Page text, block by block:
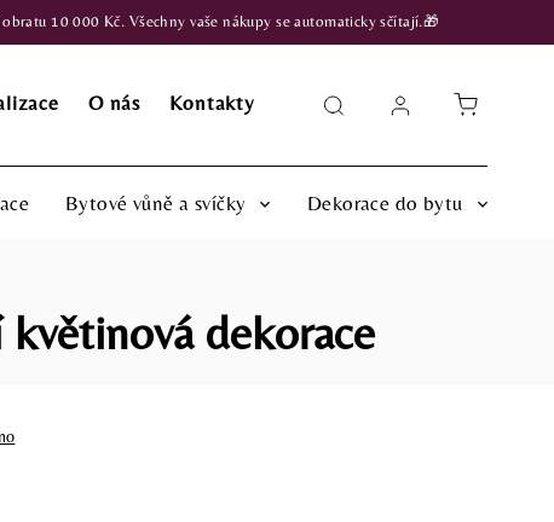
O nás Kontakty
Bytové vůně a svíčky Dekorace do bytu
10 000 Kč. Všechny vaše nákupy se automaticky sčítají.🎁
dekorace